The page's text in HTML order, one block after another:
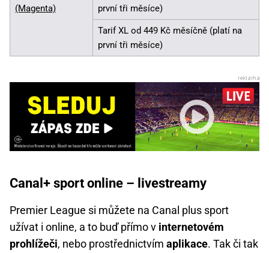
(Magenta)
první tři měsíce)
Tarif XL od 449 Kč měsíčně (platí na
první tři měsíce)
Canal+ sport online – livestreamy
Premier League si můžete na Canal plus sport
užívat i online, a to buď přímo v internetovém
prohlížeči, nebo prostřednictvím aplikace. Tak či tak